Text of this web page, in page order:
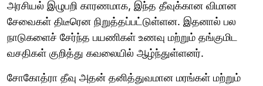
அரசியல் இழுபறி காரணமாக, இந்த தீவுக்கான விமான
சேவைகள் திடீரென நிறுத்தப்பட்டுள்ளன. இதனால் பல
நாடுகளைச் சேர்ந்த பயணிகள் உணவு மற்றும் தங்குமிட
வசதிகள் குறித்து கவலையில் ஆழ்ந்துள்ளனர்.
சோகோத்ரா தீவு அதன் தனித்துவமான மரங்கள் மற்றும்